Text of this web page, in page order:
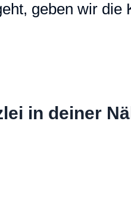
geben wir die
in deiner